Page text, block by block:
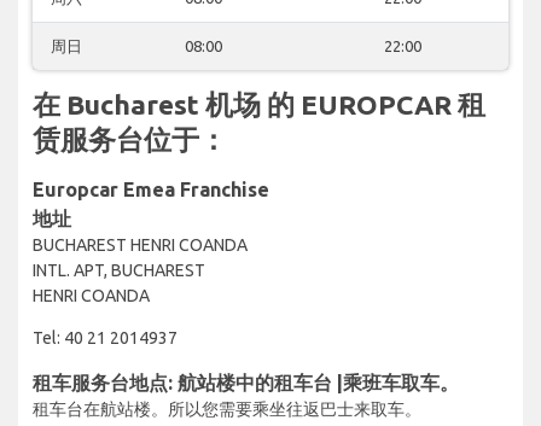
周日 08:00 22:00
在 Bucharest 机场 的 EUROPCAR 租
赁服务台位于：
Europcar Emea Franchise
地址
BUCHAREST HENRI COANDA
INTL. APT, BUCHAREST
HENRI COANDA
Tel: 40 21 2014937
租车服务台地点: 航站楼中的租车台 |乘班车取车。
租车台在航站楼。所以您需要乘坐往返巴士来取车。